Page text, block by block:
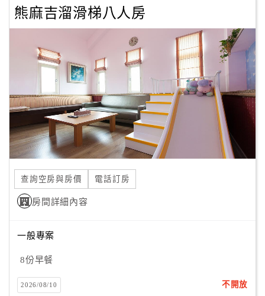
熊麻吉溜滑梯八人房
查詢空房與房價 電話訂房
房間詳細內容
一般專案
8份早餐
2026/08/10 不開放